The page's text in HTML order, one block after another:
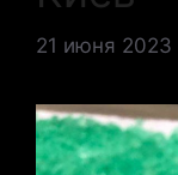
21 июня 2023